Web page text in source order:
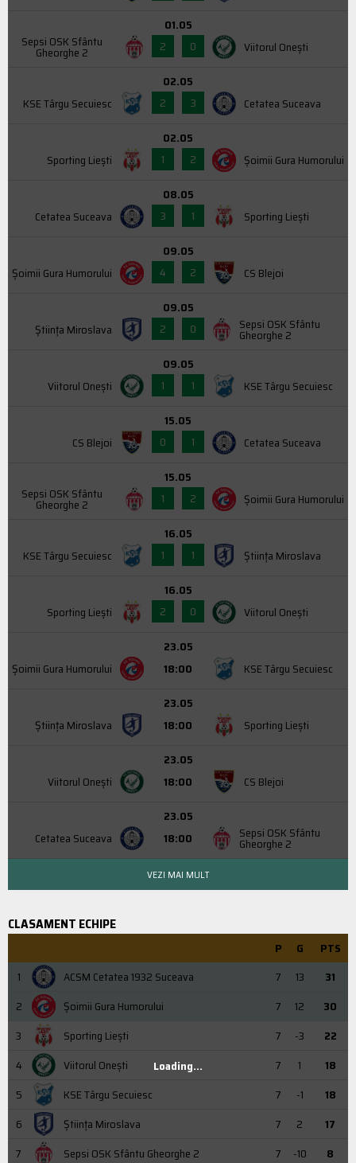
Sepsi OSK Sfântu
Gheorghe 2
01.05
2
0 Viitorul Onești
KSE Târgu Secuiesc
02.05
2
3 Cetatea Suceava
Sporting Liești
02.05
1
2 Şoimii Gura Humorului
Cetatea Suceava
08.05
3
1 Sporting Liești
Şoimii Gura Humorului
09.05
4
2 CS Blejoi
Știința Miroslava
09.05
2
0 Sepsi OSK Sfântu
Gheorghe 2
Viitorul Onești
09.05
1
1 KSE Târgu Secuiesc
CS Blejoi
15.05
0
1 Cetatea Suceava
Sepsi OSK Sfântu
Gheorghe 2
15.05
1
2 Şoimii Gura Humorului
KSE Târgu Secuiesc
16.05
1
1 Știința Miroslava
Sporting Liești
16.05
2
0 Viitorul Onești
Şoimii Gura Humorului
23.05
18:00
KSE Târgu Secuiesc
Știința Miroslava
23.05
18:00
Sporting Liești
Viitorul Onești
23.05
18:00
CS Blejoi
Cetatea Suceava
23.05
18:00
Sepsi OSK Sfântu
Gheorghe 2
VEZI MAI MULT
CLASAMENT ECHIPE
P G
PTS
1
ACSM Cetatea 1932 Suceava 7 13
31
2
Şoimii Gura Humorului 7 12
30
3
Sporting Liești 7 -3
22
4
Viitorul Onești 7 1
18
5
KSE Târgu Secuiesc 7 -1
18
6
Știința Miroslava 7 2
17
7
Sepsi OSK Sfântu Gheorghe 2 7 -10 8
Loading...